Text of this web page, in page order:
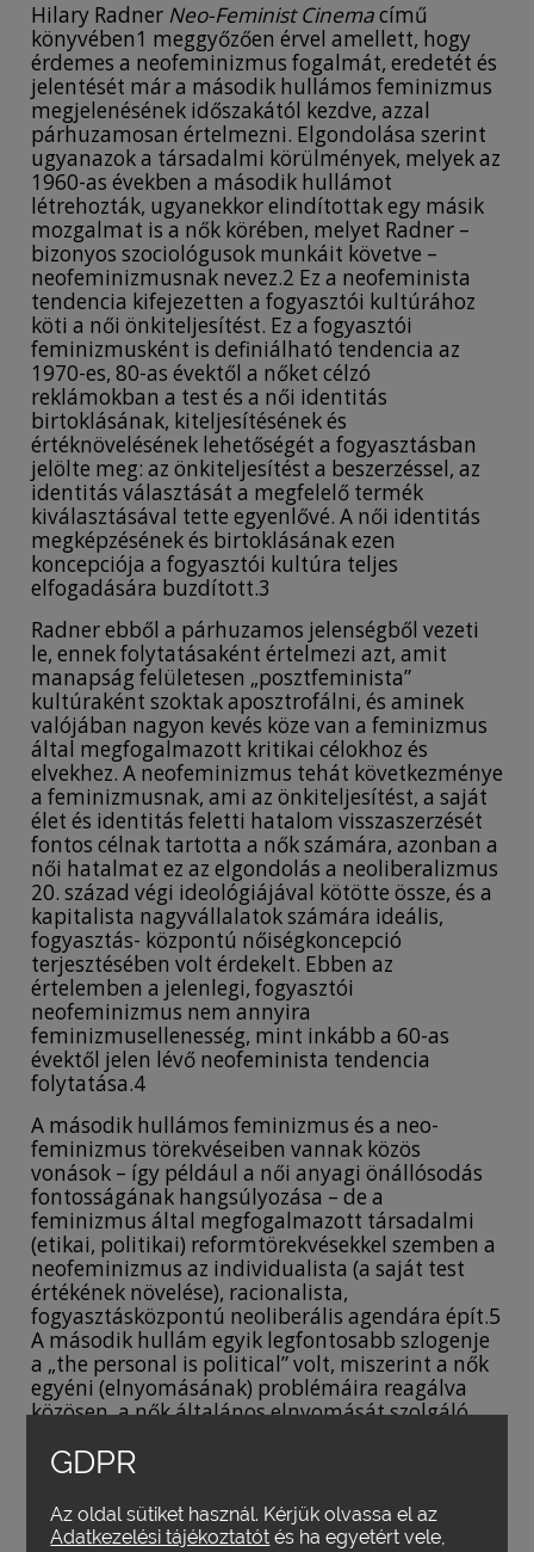
Hilary Radner Neo-Feminist Cinemacímű
könyvében1 meggyőzően érvel amellett, hogy
érdemes a neofeminizmus fogalmát, eredetét és
jelentését már a második hullámos feminizmus
megjelenésének időszakától kezdve, azzal
párhuzamosan értelmezni. Elgondolása szerint
ugyanazok a társadalmi körülmények, melyek az
1960-as években a második hullámot
létrehozták, ugyanekkor elindítottak egy másik
mozgalmat is a nők körében, melyet Radner –
bizonyos szociológusok munkáit követve –
neofeminizmusnak nevez.2 Ez a neofeminista
tendencia kifejezetten a fogyasztói kultúrához
köti a női önkiteljesítést. Ez a fogyasztói
feminizmusként is definiálható tendencia az
1970-es, 80-as évektől a nőket célzó
reklámokban a test és a női identitás
birtoklásának, kiteljesítésének és
értéknövelésének lehetőségét a fogyasztásban
jelölte meg: az önkiteljesítést a beszerzéssel, az
identitás választását a megfelelő termék
kiválasztásával tette egyenlővé. A női identitás
megképzésének és birtoklásának ezen
koncepciója a fogyasztói kultúra teljes
elfogadására buzdított.3
Radner ebből a párhuzamos jelenségből vezeti
le, ennek folytatásaként értelmezi azt, amit
manapság felületesen „posztfeminista”
kultúraként szoktak aposztrofálni, és aminek
valójában nagyon kevés köze van a feminizmus
által megfogalmazott kritikai célokhoz és
elvekhez. A neofeminizmus tehát következménye
a feminizmusnak, ami az önkiteljesítést, a saját
élet és identitás feletti hatalom visszaszerzését
fontos célnak tartotta a nők számára, azonban a
női hatalmat ez az elgondolás a neoliberalizmus
20. század végi ideológiájával kötötte össze, és a
kapitalista nagyvállalatok számára ideális,
fogyasztás- központú nőiségkoncepció
terjesztésében volt érdekelt. Ebben az
értelemben a jelenlegi, fogyasztói
neofeminizmus nem annyira
feminizmusellenesség, mint inkább a 60-as
évektől jelen lévő neofeminista tendencia
folytatása.4
A második hullámos feminizmus és a neo-
feminizmus törekvéseiben vannak közös
vonások – így például a női anyagi önállósodás
fontosságának hangsúlyozása – de a
feminizmus által megfogalmazott társadalmi
(etikai, politikai) reformtörekvésekkel szemben a
neofeminizmus az individualista (a saját test
értékének növelése), racionalista,
fogyasztásközpontú neoliberális agendára épít.5
A második hullám egyik legfontosabb szlogenje
a „the personal is political” volt, miszerint a nők
egyéni (elnyomásának) problémáira reagálva
közösen, a nők általános elnyomását szolgáló
fellépni. A neofeminizmusban az individuális nő
társadalmi környezetétől elválasztva is
értelmezhető törekvései vannak. A patriarchális
GDPR
Az oldal sütiket használ. Kérjük olvassa el az
Adatkezelési tájékoztatót és ha egyetért vele,